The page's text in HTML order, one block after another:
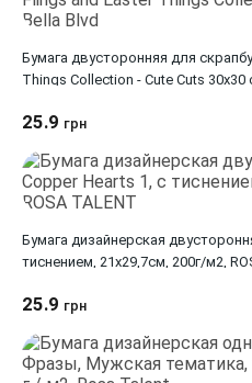
Бумага двусторонняя для
Things Collection - Cute Cuts 30х30
25.9 грн
Бумага дизайнерская
тиснением, 21х29,7см, 200г/м2,
25.9 грн